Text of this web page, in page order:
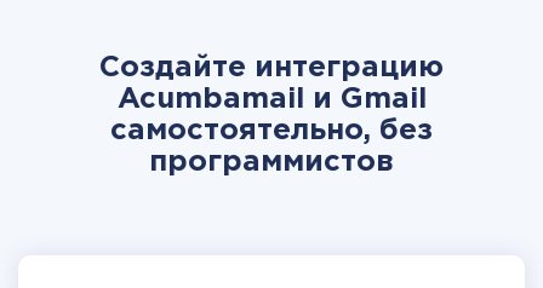
Создайте интеграцию
Acumbamail и Gmail
самостоятельно, без
программистов